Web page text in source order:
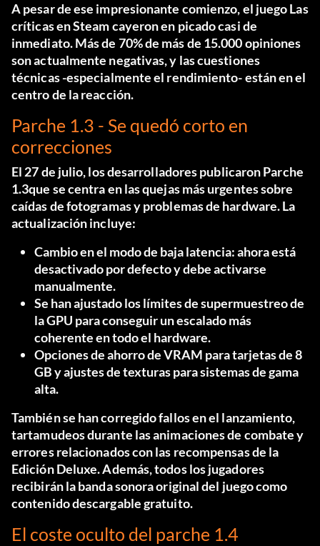
A pesar de ese impresionante comienzo, el juegoLas
críticas en Steam cayeron en picadocasi de
inmediato. Más de 70% de más de 15.000 opiniones
son actualmente negativas, y las cuestiones
técnicas -especialmente el rendimiento- están en el
centro de la reacción.
Parche 1.3 - Se quedó corto en
correcciones
El 27 de julio, los desarrolladores publicaronParche
1.3que se centra en las quejas más urgentes sobre
caídas de fotogramas y problemas de hardware. La
actualización incluye:
Cambio en el modo de baja latencia: ahora está
desactivado por defecto y debe activarse
manualmente.
Se han ajustado los límites de supermuestreo de
la GPU para conseguir un escalado más
coherente en todo el hardware.
Opciones de ahorro de VRAM para tarjetas de 8
GB y ajustes de texturas para sistemas de gama
alta.
También se han corregido fallos en el lanzamiento,
tartamudeos durante las animaciones de combate y
errores relacionados con las recompensas de la
Edición Deluxe. Además, todos los jugadores
recibirán la banda sonora original del juego como
contenido descargable gratuito.
El coste oculto del parche 1.4